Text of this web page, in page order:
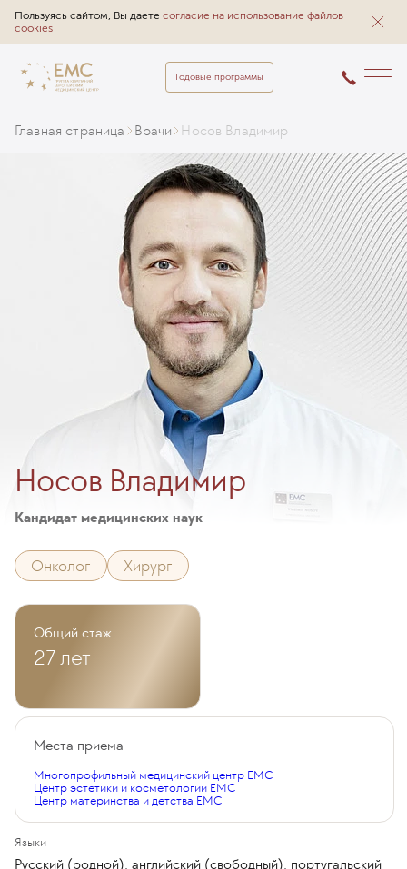
Пользуясь сайтом, Вы даете согласие на использование файлов
cookies
Годовые программы
Главная страница Врачи Носов Владимир
Носов Владимир
Кандидат медицинских наук
Онколог Хирург
Общий стаж
27 лет
Места приема
Многопрофильный медицинский центр EMC
Центр эстетики и косметологии EMC
Центр материнства и детства EMC
Языки
Русский (родной), английский (свободный), португальский